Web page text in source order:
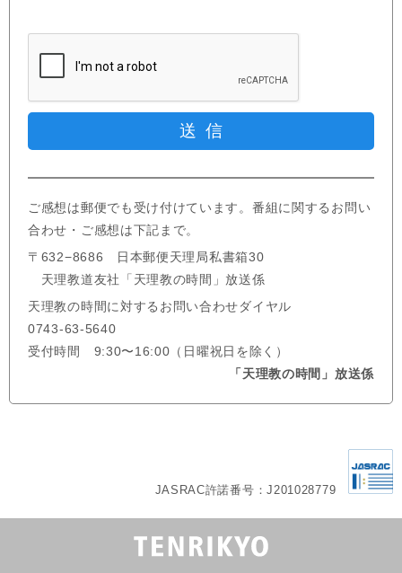
ご感想は郵便でも受け付けています。番組に関するお問い
合わせ・ご感想は下記まで。
〒632−8686 日本郵便天理局私書箱30
天理教道友社「天理教の時間」放送係
天理教の時間に対するお問い合わせダイヤル
0743-63-5640
受付時間 9:30〜16:00（日曜祝日を除く）
「天理教の時間」放送係
JASRAC許諾番号：J201028779